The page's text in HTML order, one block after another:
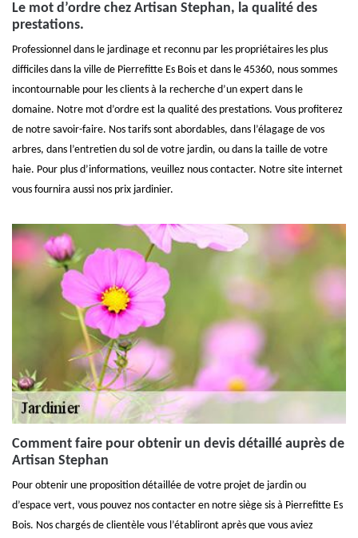
Le mot d’ordre chez Artisan Stephan, la qualité des
prestations.
Professionnel dans le jardinage et reconnu par les propriétaires les plus
difficiles dans la ville de Pierrefitte Es Bois et dans le 45360, nous sommes
incontournable pour les clients à la recherche d’un expert dans le
domaine. Notre mot d’ordre est la qualité des prestations. Vous profiterez
de notre savoir-faire. Nos tarifs sont abordables, dans l’élagage de vos
arbres, dans l’entretien du sol de votre jardin, ou dans la taille de votre
haie. Pour plus d’informations, veuillez nous contacter. Notre site internet
vous fournira aussi nos prix jardinier.
Comment faire pour obtenir un devis détaillé auprès de
Artisan Stephan
Pour obtenir une proposition détaillée de votre projet de jardin ou
d’espace vert, vous pouvez nos contacter en notre siège sis à Pierrefitte Es
Bois. Nos chargés de clientèle vous l’établiront après que vous aviez